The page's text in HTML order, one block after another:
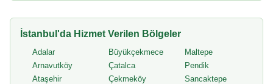
İstanbul'da Hizmet Verilen Bölgeler
Adalar
Arnavutköy
Ataşehir
Büyükçekmece
Çatalca
Çekmeköy
Maltepe
Pendik
Sancaktepe